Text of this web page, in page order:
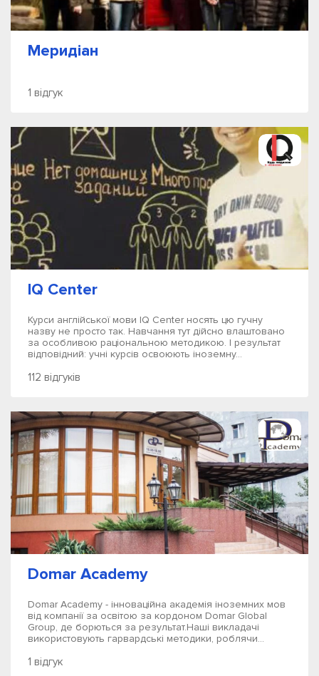
Меридіан
1 відгук
IQ Center
Курси англійської мови IQ Center носять цю гучну
назву не просто так. Навчання тут дійсно влаштовано
за особливою раціональною методикою. І результат
відповідний: учні курсів освоюють іноземну...
112 відгуків
Domar Academy
Domar Academy - інноваційна академія іноземних мов
від компанії за освітою за кордоном Domar Global
Group, де борються за результат.Наші викладачі
використовують гарвардські методики, роблячи...
1 відгук